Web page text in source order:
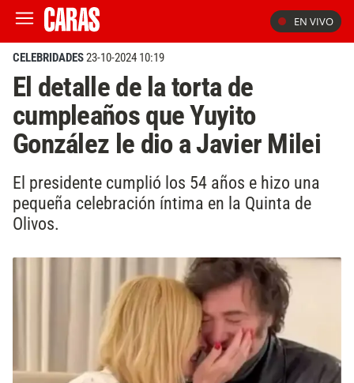
EN VIVO
CELEBRIDADES23-10-2024 10:19
El detalle de la torta de
cumpleaños que Yuyito
González le dio a Javier Milei
El presidente cumplió los 54 años e hizo una
pequeña celebración íntima en la Quinta de
Olivos.